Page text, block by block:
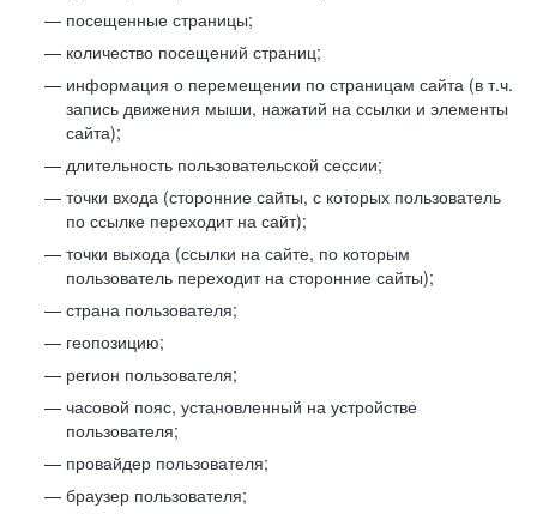
посещенные страницы;
количество посещений страниц;
информация о перемещении по страницам сайта (в т.ч.
запись движения мыши, нажатий на ссылки и элементы
сайта);
длительность пользовательской сессии;
точки входа (сторонние сайты, с которых пользователь
по ссылке переходит на сайт);
точки выхода (ссылки на сайте, по которым
пользователь переходит на сторонние сайты);
страна пользователя;
геопозицию;
регион пользователя;
часовой пояс, установленный на устройстве
пользователя;
провайдер пользователя;
браузер пользователя;